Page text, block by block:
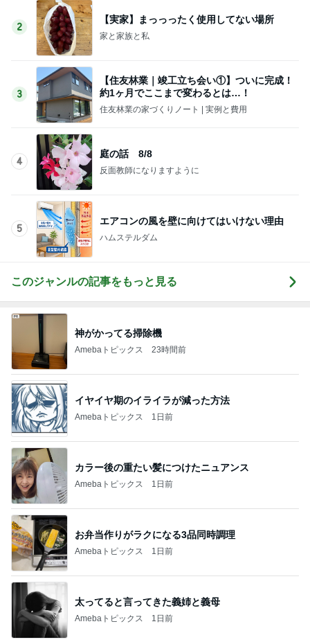
2
【実家】まっっったく使用してない場所
家と家族と私
3
【住友林業｜竣工立ち会い①】ついに完成！
約1ヶ月でここまで変わるとは…！
住友林業の家づくりノート | 実例と費用
4
庭の話 8/8
反面教師になりますように
5
エアコンの風を壁に向けてはいけない理由
ハムステルダム
このジャンルの記事をもっと見る
神がかってる掃除機
Amebaトピックス 23時間前
イヤイヤ期のイライラが減った方法
Amebaトピックス 1日前
カラー後の重たい髪につけたニュアンス
Amebaトピックス 1日前
お弁当作りがラクになる3品同時調理
Amebaトピックス 1日前
太ってると言ってきた義姉と義母
Amebaトピックス 1日前